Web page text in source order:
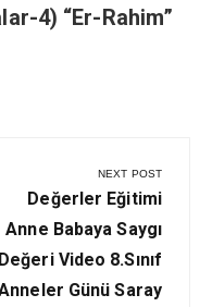
4) “Er-Rahim”
NEXT POST
Next
Post:
Değerler Eğitimi
Anne Babaya Saygı
Değeri Video 8.Sınıf
Günü Saray